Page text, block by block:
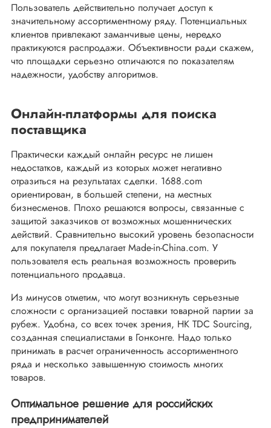
Пользователь действительно получает доступ к
значительному ассортиментному ряду. Потенциальных
клиентов привлекают заманчивые цены, нередко
практикуются распродажи. Объективности ради скажем,
что площадки серьезно отличаются по показателям
надежности, удобству алгоритмов.
Онлайн-платформы для поиска
поставщика
Практически каждый онлайн ресурс не лишен
недостатков, каждый из которых может негативно
отразиться на результатах сделки. 1688.com
ориентирован, в большей степени, на местных
бизнесменов. Плохо решаются вопросы, связанные с
защитой заказчиков от возможных мошеннических
действий. Сравнительно высокий уровень безопасности
для покупателя предлагает Made-in-China.com. У
пользователя есть реальная возможность проверить
потенциального продавца.
Из минусов отметим, что могут возникнуть серьезные
сложности с организацией поставки товарной партии за
рубеж. Удобна, со всех точек зрения, HK TDC Sourcing,
созданная специалистами в Гонконге. Надо только
принимать в расчет ограниченность ассортиментного
ряда и несколько завышенную стоимость многих
товаров.
Оптимальное решение для российских
предпринимателей